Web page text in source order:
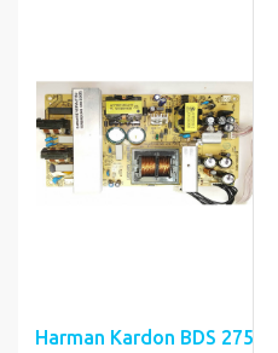
Harman Kardon BDS 275